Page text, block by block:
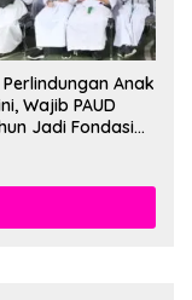
Anak
Wajib PAUD
Jadi Fondasi